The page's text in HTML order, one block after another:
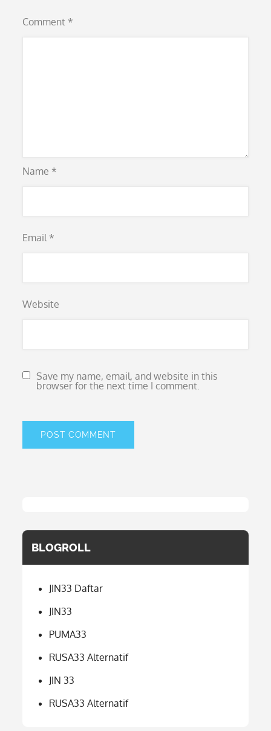
Comment *
Name *
Email *
Website
Save my name, email, and website in this
browser for the next time I comment.
BLOGROLL
JIN33 Daftar
JIN33
PUMA33
RUSA33 Alternatif
JIN 33
RUSA33 Alternatif